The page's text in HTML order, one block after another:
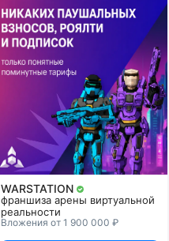
WARSTATION
франшиза арены виртуальной
реальности
Вложения от 1 900 000 ₽